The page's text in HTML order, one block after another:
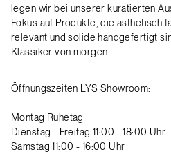
legen wir bei unserer kuratierten
Fokus auf Produkte, die ästhetisch
relevant und solide handgefertigt
Klassiker von morgen.
Öffnungszeiten LYS Showroom:
Montag Ruhetag
Dienstag - Freitag 11:00 - 18:00 Uhr
Samstag 11:00 - 16:00 Uhr